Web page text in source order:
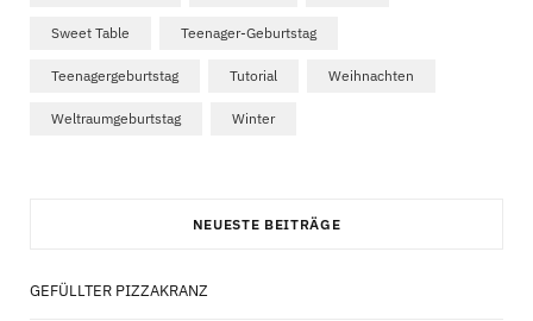
Sweet Table Teenager-Geburtstag
Teenagergeburtstag Tutorial Weihnachten
Weltraumgeburtstag Winter
NEUESTE BEITRÄGE
GEFÜLLTER PIZZAKRANZ